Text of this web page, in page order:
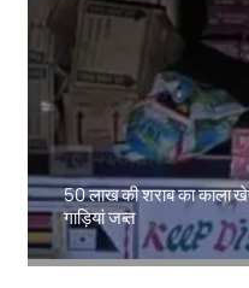
50 लाख की शराब का काला
गाड़ियां जब्त
Amit Lekh